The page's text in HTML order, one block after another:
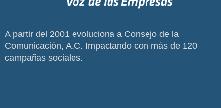
A partir del 2001 evoluciona a Consejo de la
Comunicación, A.C. Impactando con más de 120
campañas sociales.